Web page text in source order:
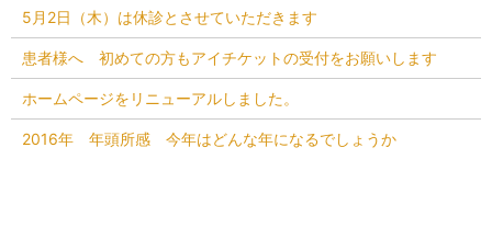
5月2日（木）は休診とさせていただきます
患者様へ 初めての方もアイチケットの受付をお願いします
ホームページをリニューアルしました。
2016年 年頭所感 今年はどんな年になるでしょうか